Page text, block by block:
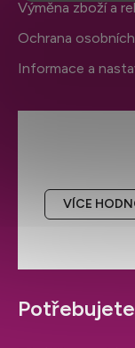
VÍCE
Výměna zboží a
Ochrana
Informace a